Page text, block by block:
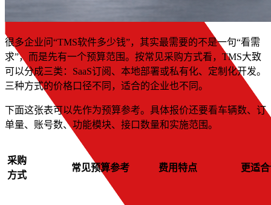
很多企业问“TMS软件多少钱”，其实最需要的不是一句“看需
求”，而是先有一个预算范围。按常见采购方式看，TMS大致
可以分成三类：SaaS订阅、本地部署或私有化、定制化开发。
三种方式的价格口径不同，适合的企业也不同。
下面这张表可以先作为预算参考。具体报价还要看车辆数、订
单量、账号数、功能模块、接口数量和实施范围。
采购
方式
常见预算参考 费用特点 更适